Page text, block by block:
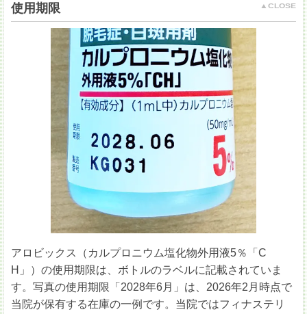
使用期限
アロビックス（カルプロニウム塩化物外用液5％「C
H」）の使用期限は、ボトルのラベルに記載されていま
す。写真の使用期限「2028年6月」は、2026年2月時点で
当院が保有する在庫の一例です。当院ではフィナステリ